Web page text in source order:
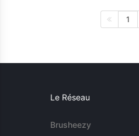
1
Le Réseau
Brusheezy